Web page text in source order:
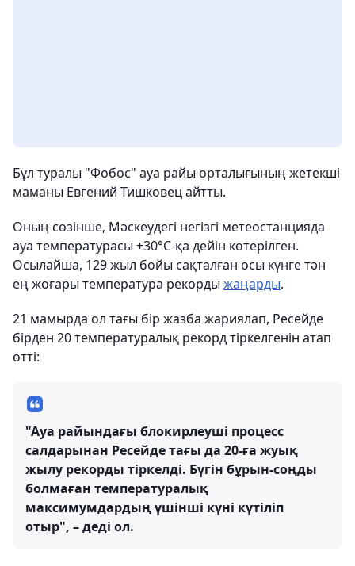
Бұл туралы "Фобос" ауа райы орталығының жетекші
маманы Евгений Тишковец айтты.
Оның сөзінше, Мәскеудегі негізгі метеостанцияда
ауа температурасы +30°C-қа дейін көтерілген.
Осылайша, 129 жыл бойы сақталған осы күнге тән
ең жоғары температура рекорды жаңарды.
21 мамырда ол тағы бір жазба жариялап, Ресейде
бірден 20 температуралық рекорд тіркелгенін атап
өтті:
"Ауа райындағы блокирлеуші процесс
салдарынан Ресейде тағы да 20-ға жуық
жылу рекорды тіркелді. Бүгін бұрын-соңды
болмаған температуралық
максимумдардың үшінші күні күтіліп
отыр", – деді ол.